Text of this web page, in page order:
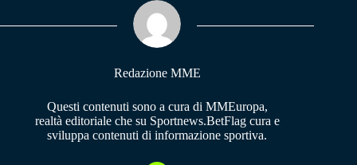
pp m
Redazione MME
Questi contenuti sono a cura di MMEuropa,
realtà editoriale che su Sportnews.BetFlag cura e
sviluppa contenuti di informazione sportiva.